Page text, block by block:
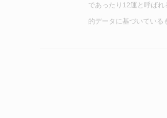
であったり12運と呼ば
的データに基づいている